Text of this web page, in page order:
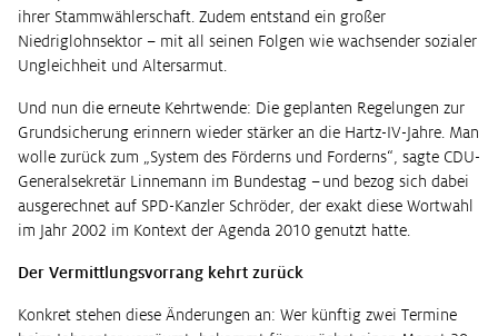
ihrer Stammwählerschaft. Zudem entstand ein großer
Niedriglohnsektor – mit all seinen Folgen wie wachsender sozialer
Ungleichheit und Altersarmut.
Und nun die erneute Kehrtwende: Die geplanten Regelungen zur
Grundsicherung erinnern wieder stärker an die Hartz-IV-Jahre. Man
wolle zurück zum „System des Förderns und Forderns“, sagte CDU-
Generalsekretär Linnemann im Bundestag – und bezog sich dabei
ausgerechnet auf SPD-Kanzler Schröder, der exakt diese Wortwahl
im Jahr 2002 im Kontext der Agenda 2010 genutzt hatte.
Der Vermittlungsvorrang kehrt zurück
Konkret stehen diese Änderungen an: Wer künftig zwei Termine